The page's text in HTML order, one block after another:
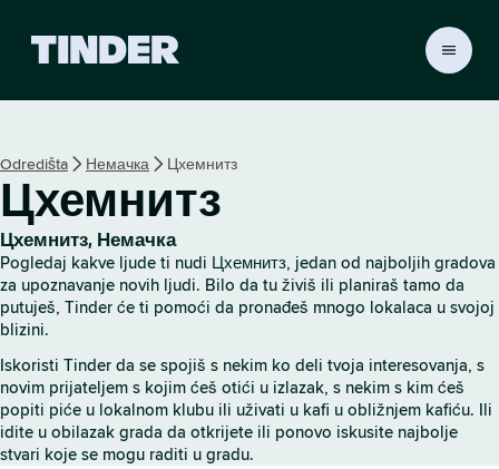
r
p
o
e
t
n
t
r
a
n
Odredišta Немачка Цхемнитз
Цхемнитз
Цхемнитз, Немачка
Pogledaj kakve ljude ti nudi Цхемнитз, jedan od najboljih gradova
za upoznavanje novih ljudi. Bilo da tu živiš ili planiraš tamo da
putuješ, Tinder će ti pomoći da pronađeš mnogo lokalaca u svojoj
blizini.
Iskoristi Tinder da se spojiš s nekim ko deli tvoja interesovanja, s
novim prijateljem s kojim ćeš otići u izlazak, s nekim s kim ćeš
popiti piće u lokalnom klubu ili uživati u kafi u obližnjem kafiću. Ili
idite u obilazak grada da otkrijete ili ponovo iskusite najbolje
stvari koje se mogu raditi u gradu.